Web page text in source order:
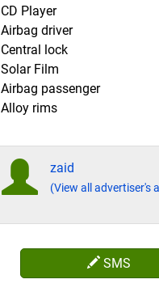
CD Player
Airbag driver
Central lock
Solar Film
Airbag passenger
Alloy rims
zaid
(View all advertiser's
SMS